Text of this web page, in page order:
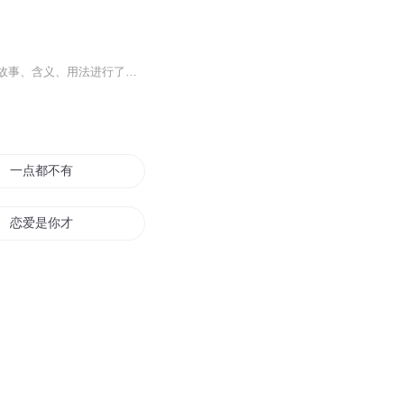
本书编者在先秦到晚清的文化典籍中穿梭往来，精选出数百则典故，并对每则典故的出处、故事、含义、用法进行了详解。为了方便读者查阅，根据含义的异同对这些典故进行了分类，使读者用起来方便快捷、得心应手。一书在手，尽览中国语言文化的博大精深。
一点都不有趣的世界
恋爱是你才有趣